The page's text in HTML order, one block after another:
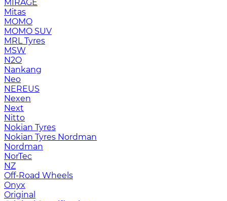
MIRAGE
Mitas
MOMO
MOMO SUV
MRL Tyres
MSW
N2O
Nankang
Neo
NEREUS
Nexen
Next
Nitto
Nokian Tyres
Nokian Tyres Nordman
Nordman
NorTec
NZ
Off-Road Wheels
Onyx
Original